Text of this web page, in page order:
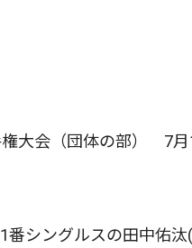
権大会（団体の部） 7
番シングルスの田中佑